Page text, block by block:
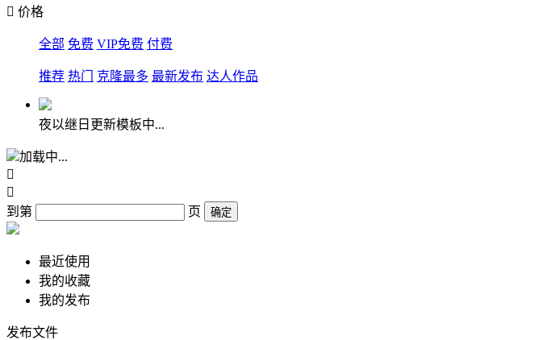
 价格
全部 免费 VIP免费 付费
推荐 热门 克隆最多 最新发布 达人作品
夜以继日更新模板中...
加载中...


到第
页 确定
最近使用
我的收藏
我的发布
发布文件